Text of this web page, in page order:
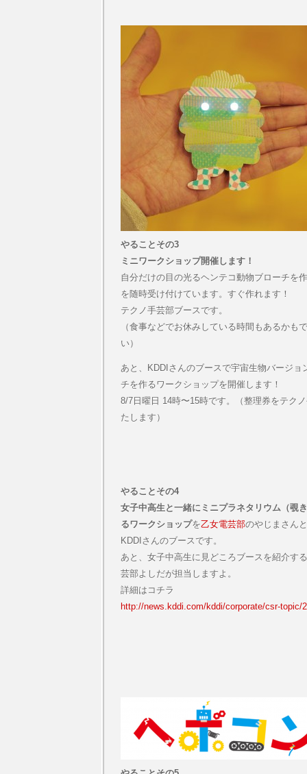
やることその3
ミニワークショップ開催します！
自分だけの目の光るヘンテコ動物ブローチを
を随時受け付けています。すぐ作れます！
テクノ手芸部ブースです。
（食事などでお休みしている時間もあるかも
い）
あと、KDDIさんのブースで宇宙生物バージョ
チを作るワークショップを開催します！
8/7日曜日 14時〜15時です。（整理券をテク
たします）
やることその4
女子中高生と一緒にミニプラネタリウム（覗
るワークショップを乙女電芸部のやじまさん
KDDIさんのブースです。
あと、女子中高生に見どころブースを紹介す
芸部よしだが担当しますよ。
詳細はコチラ
http://news.kddi.com/kddi/corporate/csr-topic/